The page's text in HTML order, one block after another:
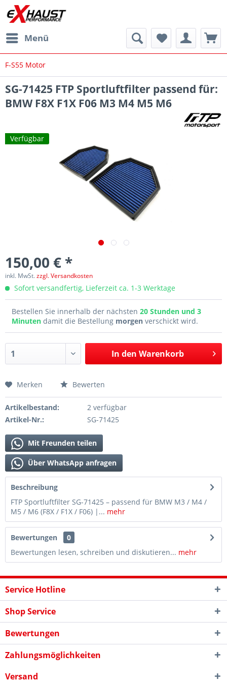
Menü
F-S55 Motor
SG-71425 FTP Sportluftfilter passend für:
BMW F8X F1X F06 M3 M4 M5 M6
Verfügbar
150,00 € *
inkl. MwSt.zzgl. Versandkosten
Sofort versandfertig, Lieferzeit ca. 1-3 Werktage
Bestellen Sie innerhalb der nächsten 20 Stunden und 3
Minuten damit die Bestellung morgen verschickt wird.
In den Warenkorb
Merken Bewerten
Artikelbestand:
2 verfügbar
Artikel-Nr.:
SG-71425
Mit Freunden teilen
Über WhatsApp anfragen
Beschreibung
FTP Sportluftfilter SG-71425 – passend für BMW M3 / M4 /
M5 / M6 (F8X / F1X / F06) |... mehr
Bewertungen
0
Bewertungen lesen, schreiben und diskutieren... mehr
Service Hotline
Shop Service
Bewertungen
Zahlungsmöglichkeiten
Versand